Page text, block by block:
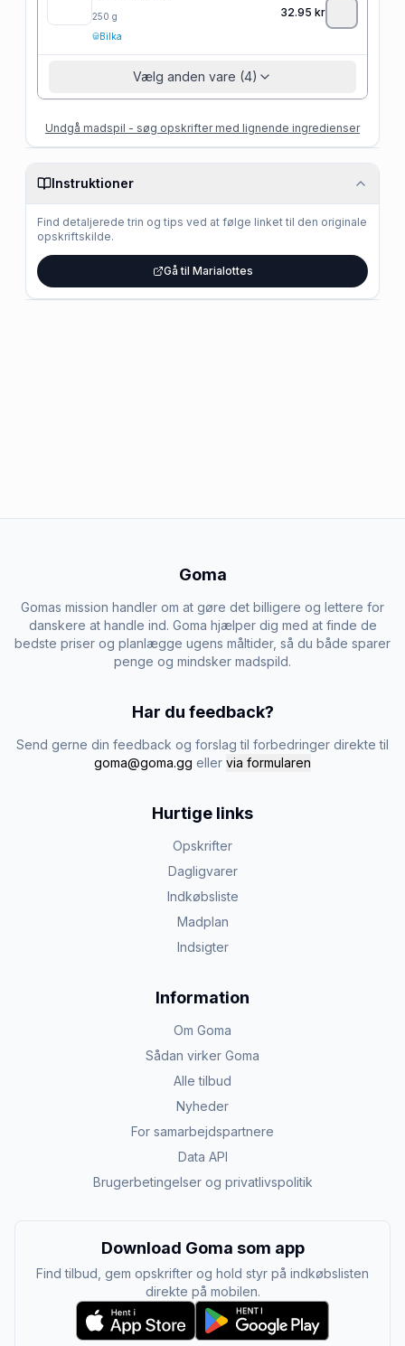
250 g
Bilka
32.95 kr
Vælg anden vare (4)
Undgå madspil - søg opskrifter med lignende ingredienser
Instruktioner
Find detaljerede trin og tips ved at følge linket til den originale
opskriftskilde.
Gå til Marialottes
Goma
Gomas mission handler om at gøre det billigere og lettere for
danskere at handle ind. Goma hjælper dig med at finde de
bedste priser og planlægge ugens måltider, så du både sparer
penge og mindsker madspild.
Har du feedback?
Send gerne din feedback og forslag til forbedringer direkte til
goma@goma.gg eller via formularen
Hurtige links
Opskrifter
Dagligvarer
Indkøbsliste
Madplan
Indsigter
Information
Om Goma
Sådan virker Goma
Alle tilbud
Nyheder
For samarbejdspartnere
Data API
Brugerbetingelser og privatlivspolitik
Download Goma som app
Find tilbud, gem opskrifter og hold styr på indkøbslisten
direkte på mobilen.